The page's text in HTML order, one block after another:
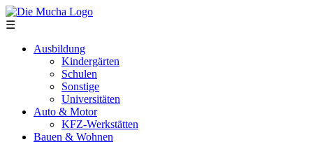
Direkt zum Inhalt
☰
Ausbildung
Kindergärten
Schulen
Sonstige
Universitäten
Auto & Motor
KFZ-Werkstätten
Bauen & Wohnen